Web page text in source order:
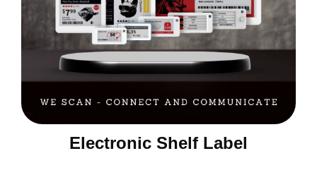
Electronic Shelf Label